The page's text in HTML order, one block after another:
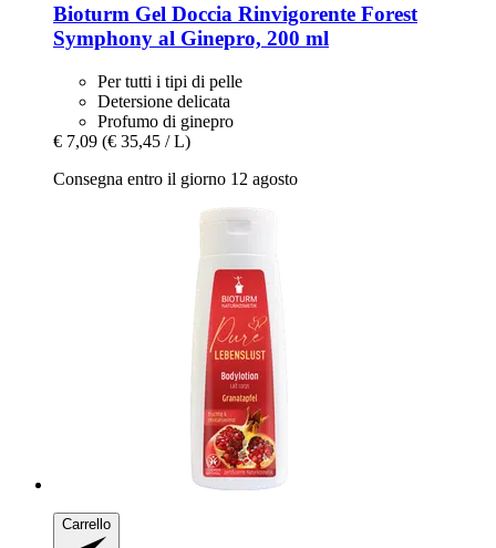
Bioturm Gel Doccia Rinvigorente Forest
Symphony al Ginepro, 200 ml
Per tutti i tipi di pelle
Detersione delicata
Profumo di ginepro
€ 7,09 (€ 35,45 / L)
Consegna entro il giorno 12 agosto
Carrello